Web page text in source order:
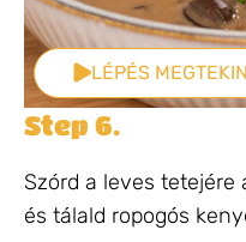
LÉPÉS
Step 6.
Szórd a leves
és tálald ropogós